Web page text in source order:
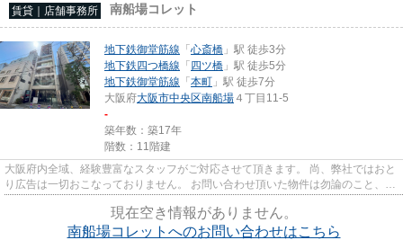
賃貸｜店舗事務所 南船場コレット
地下鉄御堂筋線 「心斎橋 」駅 徒歩3分
地下鉄四つ橋線 「四ツ橋 」駅 徒歩5分
地下鉄御堂筋線 「本町 」駅 徒歩7分
大阪府大阪市中央区南船場 ４丁目11-5
-
築年数：築17年
階数：11階建
大阪府内全域、経験豊富なスタッフがご対応させて頂きます。 尚、弊社ではおと
り広告は一切おこなっておりません。 お問い合わせ頂いた物件は勿論のこと、イ
ンターネットに掲載してい...
現在空き情報がありません。
南船場コレットへのお問い合わせはこちら